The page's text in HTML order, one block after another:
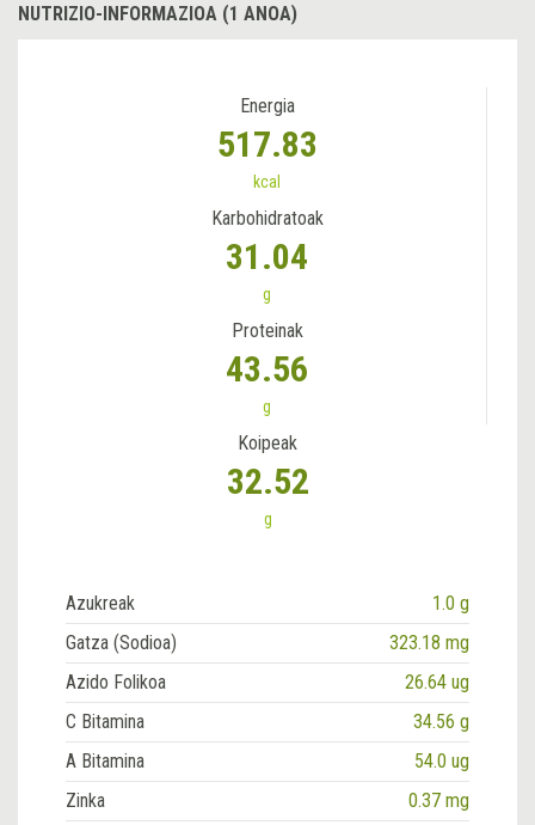
NUTRIZIO-INFORMAZIOA (1 ANOA)
Energia
517.83
kcal
Karbohidratoak
31.04
g
Proteinak
43.56
g
Koipeak
32.52
g
Azukreak
1.0 g
Gatza (Sodioa)
323.18 mg
Azido Folikoa
26.64 ug
C Bitamina
34.56 g
A Bitamina
54.0 ug
Zinka
0.37 mg